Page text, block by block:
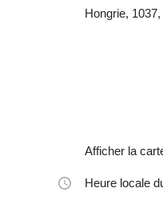
Hongrie,
Afficher la
Heure locale